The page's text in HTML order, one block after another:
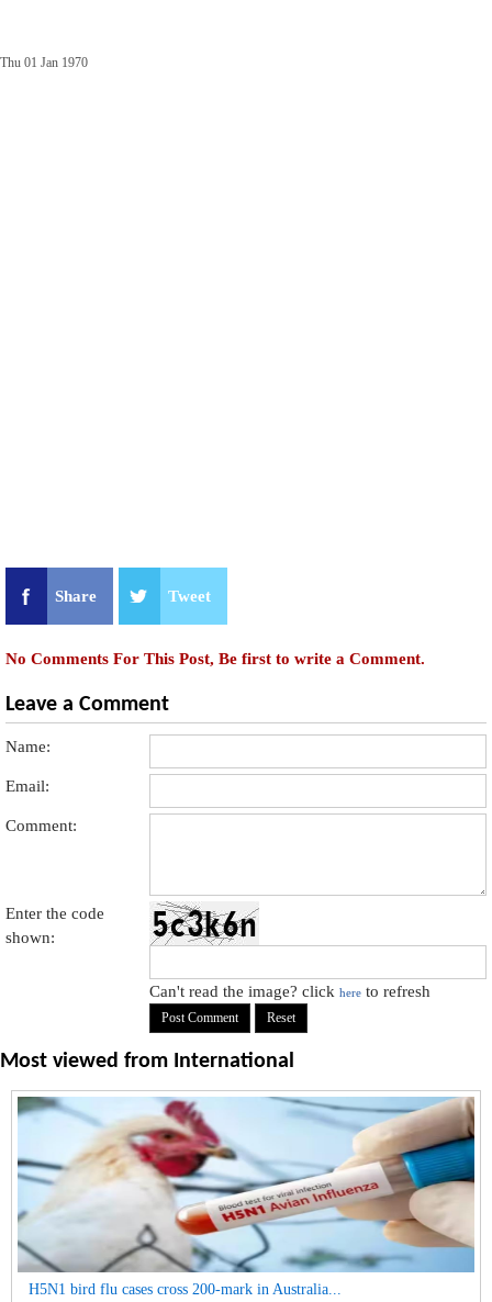
Thu 01 Jan 1970
Share Tweet
No Comments For This Post, Be first to write a Comment.
Leave a Comment
Name:
Email:
Comment:
Enter the code
shown:
Can't read the image? clickhere to refresh
Most viewed from International
H5N1 bird flu cases cross 200-mark in Australia...